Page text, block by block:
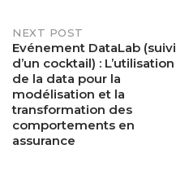
NEXT POST
Evénement DataLab (suivi
d’un cocktail) : L’utilisation
de la data pour la
modélisation et la
transformation des
comportements en
assurance